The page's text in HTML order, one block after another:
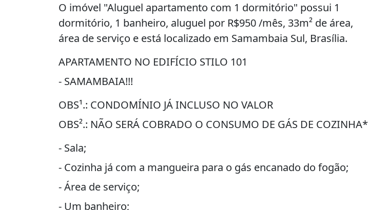
O imóvel "Aluguel apartamento com 1 dormitório" possui 1
dormitório, 1 banheiro, aluguel por R$950 /mês, 33m² de área,
área de serviço e está localizado em Samambaia Sul, Brasília.
APARTAMENTO NO EDIFÍCIO STILO 101
- SAMAMBAIA!!!
OBS¹.: CONDOMÍNIO JÁ INCLUSO NO VALOR
OBS².: NÃO SERÁ COBRADO O CONSUMO DE GÁS DE COZINHA*
- Sala;
- Cozinha já com a mangueira para o gás encanado do fogão;
- Área de serviço;
- Um banheiro;